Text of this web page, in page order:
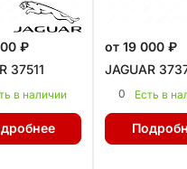
₽
37511
в наличии
от 19 000 ₽
JAGUAR
0 Есть в